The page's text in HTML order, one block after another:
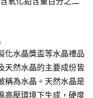
化水晶獎盃等水晶禮品
天然水晶的主要成份皆
稱為水晶。天然水晶是
高壓環境下生成，硬度